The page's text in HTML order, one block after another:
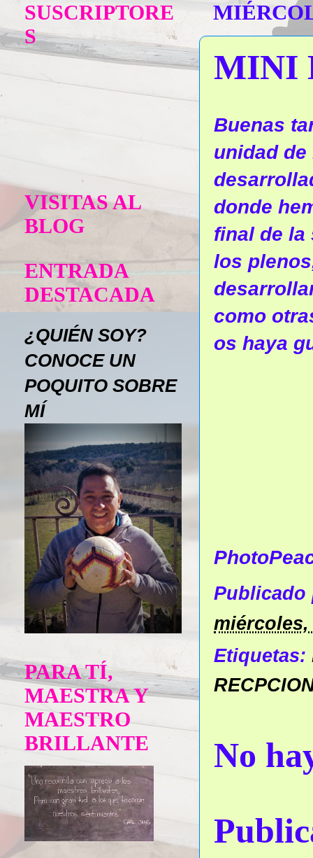
MINI
Buenas
unidad
donde
final de la
los
como
os haya
miércoles,
Etiquetas:
No
SUSCRIPTORE
S
VISITAS AL
BLOG
ENTRADA
DESTACADA
¿QUIÉN SOY?
CONOCE UN
POQUITO SOBRE
MÍ
PARA TÍ,
MAESTRA Y
MAESTRO
BRILLANTE